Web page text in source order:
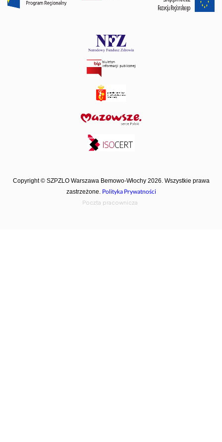
Copyright © SZPZLO Warszawa Bemowo-Włochy 2026. Wszystkie prawa
zastrzeżone. Polityka Prywatności
Poczta pracownicza